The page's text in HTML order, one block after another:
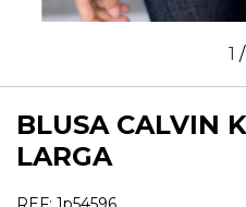
1 /
BLUSA CALVIN
LARGA